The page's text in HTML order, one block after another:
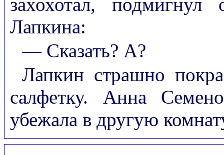
Лапкина:
— Сказать? А?
Лапкин страшно
салфетку. Анна
убежала в другую